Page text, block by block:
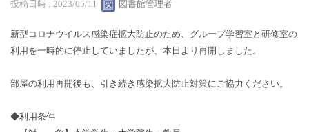
投稿日時 : 2023/05/11 図書館管理者
新型コロナウイルス感染症拡大防止のため、グループ学習室と研修室の
利用を一時的に停止していましたが、本日より再開しました。
部屋の利用再開後も、引き続き感染拡大防止対策にご協力ください。
◆利用条件